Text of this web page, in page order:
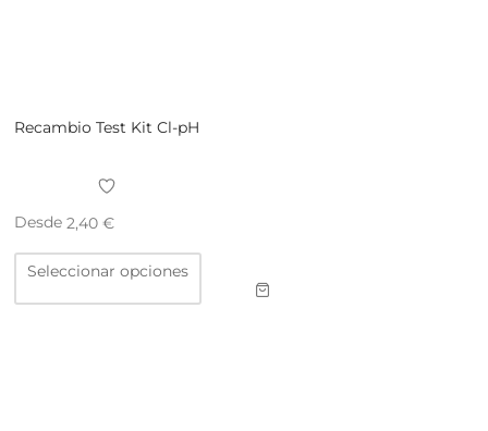
Recambio Test Kit Cl-pH
Desde 2,40 €
Seleccionar opciones
Este
múltiples